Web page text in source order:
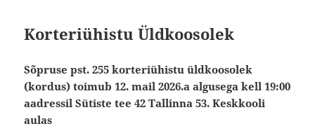
Korteriühistu Üldkoosolek
Sõpruse pst. 255 korteriühistu üldkoosolek
(kordus) toimub 12. mail 2026.a algusega kell 19:00
aadressil Sütiste tee 42 Tallinna 53. Keskkooli
aulas